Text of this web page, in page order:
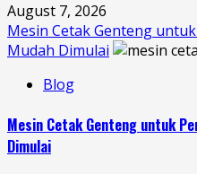
August 7, 2026
Mesin Cetak Genteng
Mudah Dimulai
Blog
Mesin Cetak Genteng untuk
Dimulai